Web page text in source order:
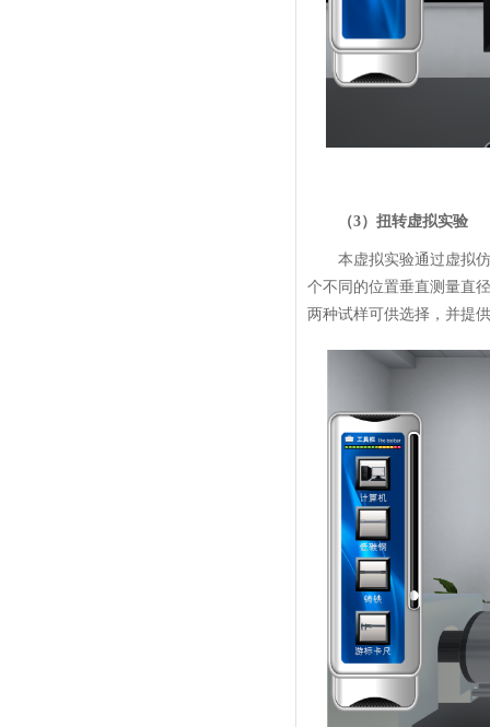
（3）扭转虚拟实验
本虚拟实验通过虚拟
个不同的位置垂直测量直
两种试样可供选择，并提